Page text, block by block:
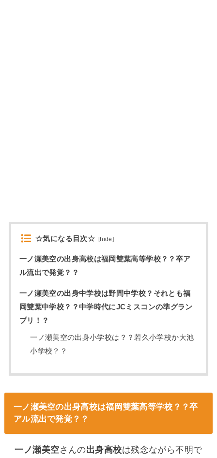
☆気になる目次☆ [hide]
一ノ瀬美空の出身高校は福岡雙葉高等学校？？卒ア
ル流出で発覚？？
一ノ瀬美空の出身中学校は野間中学校？それとも福
岡雙葉中学校？？中学時代にJCミスコンの準グラン
プリ！？
一ノ瀬美空の出身小学校は？？若久小学校か大池
小学校？？
一ノ瀬美空の出身高校は福岡雙葉高等学校？？卒
アル流出で発覚？？
一ノ瀬美空さんの出身高校は残念ながら不明で